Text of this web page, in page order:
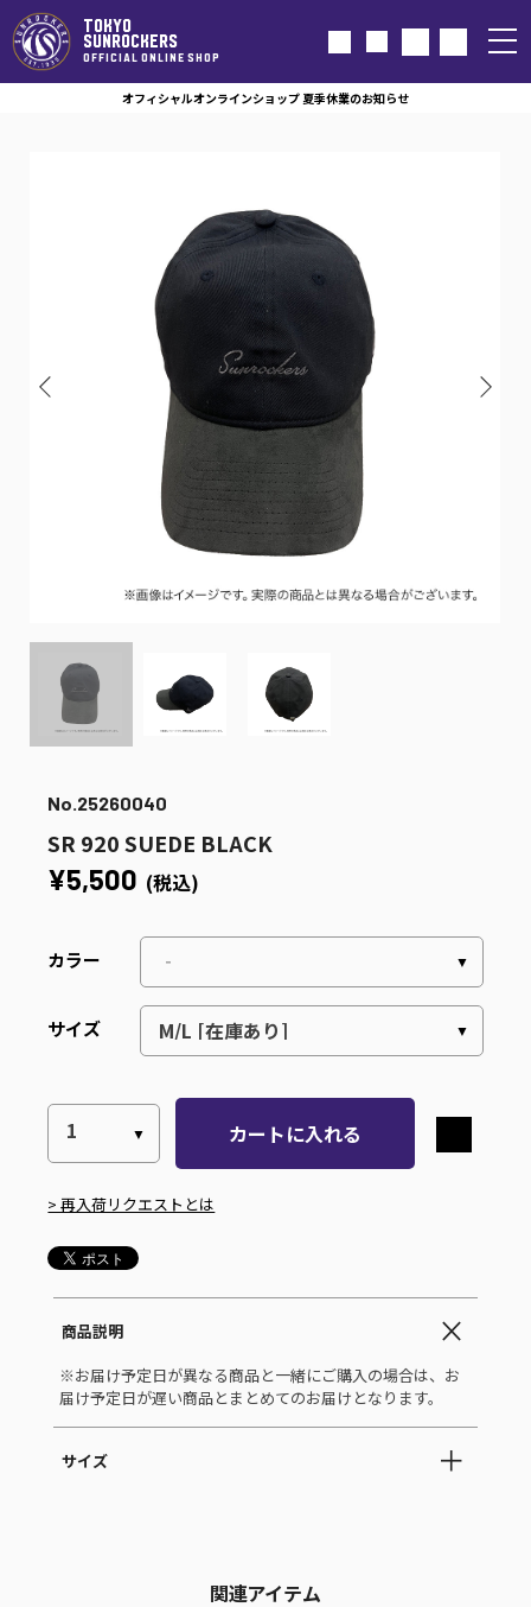
TOKYO
SUNROCKERS
OFFICIAL ONLINE SHOP
オフィシャルオンラインショップ 夏季休業のお知らせ
No.25260040
SR 920 SUEDE BLACK
¥5,500 (税込)
カラー
サイズ
カートに入れる
> 再入荷リクエストとは
商品説明
※お届け予定日が異なる商品と一緒にご購入の場合は、お
届け予定日が遅い商品とまとめてのお届けとなります。
サイズ
関連アイテム